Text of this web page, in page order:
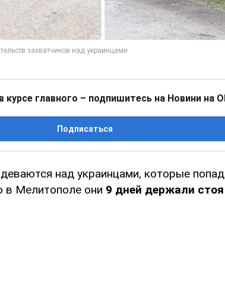
курсе главного – подпишитесь на Новини на
Подписаться
над украинцами, которые
в Мелитополе они 9 дней держали